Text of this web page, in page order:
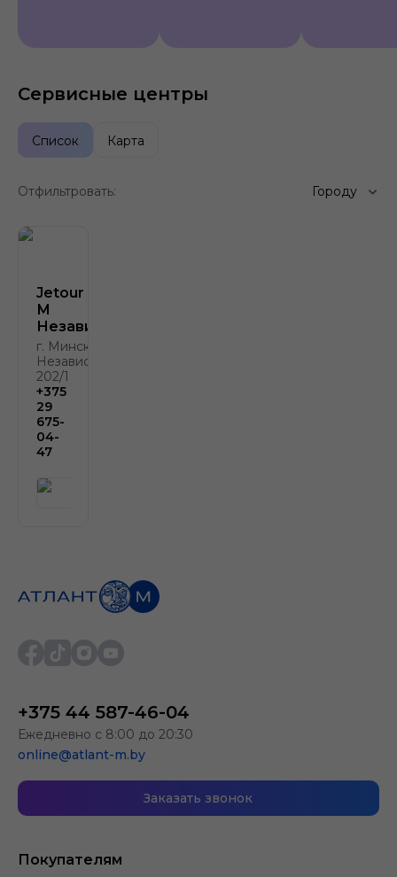
Сервисные центры
Список Карта
Отфильтровать: Городу
Jetour Атлант-
М
Независимости
г. Минск, пр.
Независимости,
202/1
+375
29
675-
04-
47
Покупателям
+375 44 587-46-04
Ежедневно с 8:00 до 20:30
online@atlant-m.by
Заказать звонок